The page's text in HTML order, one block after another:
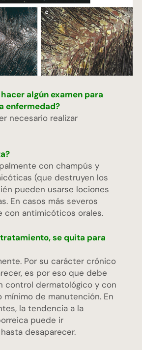
algún examen para
enfermedad?
necesario realizar
con champús y
(que destruyen los
pueden usarse lociones
En casos más severos
con antimicóticos orales.
se quita para
Por su carácter crónico
es por eso que debe
control dermatológico y con
de manutención. En
la tendencia a la
puede ir
desaparecer.